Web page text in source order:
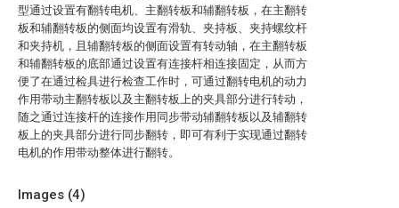
型通过设置有翻转电机、主翻转板和辅翻转板，在主翻转
板和辅翻转板的侧面均设置有滑轨、夹持板、夹持螺纹杆
和夹持机，且辅翻转板的侧面设置有转动轴，在主翻转板
和辅翻转板的底部通过设置有连接杆相连接固定，从而方
便了在通过检具进行检查工作时，可通过翻转电机的动力
作用带动主翻转板以及主翻转板上的夹具部分进行转动，
随之通过连接杆的连接作用同步带动辅翻转板以及辅翻转
板上的夹具部分进行同步翻转，即可有利于实现通过翻转
电机的作用带动整体进行翻转。
Images (4)